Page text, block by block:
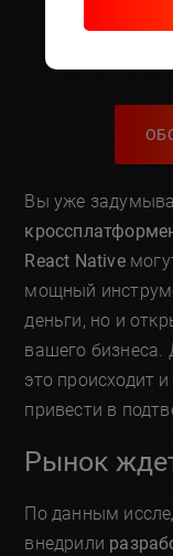
Вы уже
React Native
мощный
деньги, но и
вашего бизнеса.
это происходит
привести в
Рынок
По данным
внедрили